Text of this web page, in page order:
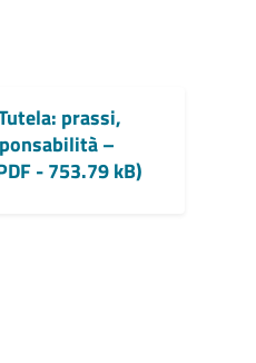
prassi,
–
- 753.79 kB)